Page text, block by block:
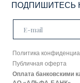
ПОДПИШИТЕСЬ
Политика
Публичная оферта
Оплата банковскими